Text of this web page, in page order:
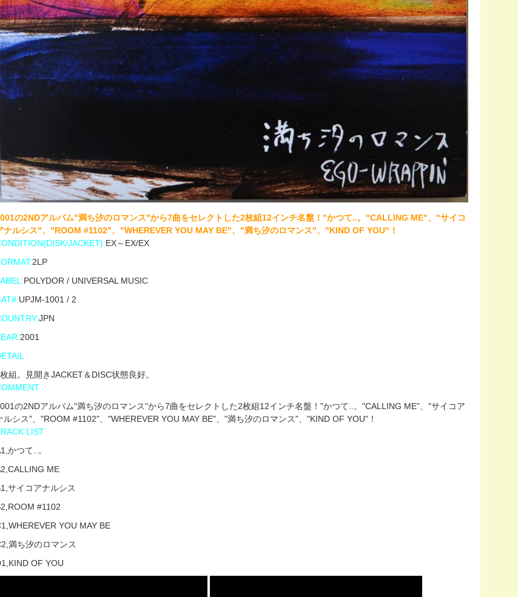
の2NDアルバム"満ち汐のロマンス"から7曲をセレクトした2枚組12インチ名盤！"かつて..。"CALLING ME"、"サイコ
ナルシス"、"ROOM #1102"、"WHEREVER YOU MAY BE"、"満ち汐のロマンス"、"KIND OF YOU"！
JACKET):EX～EX/EX
2LP
POLYDOR / UNIVERSAL MUSIC
UPJM-1001 / 2
JPN
2001
組。見開きJACKET＆DISC状態良好。
の2NDアルバム"満ち汐のロマンス"から7曲をセレクトした2枚組12インチ名盤！"かつて..。"CALLING ME"、"サイコア
ルシス"、"ROOM #1102"、"WHEREVER YOU MAY BE"、"満ち汐のロマンス"、"KIND OF YOU"！
LIST
かつて..。
ME
サイコアナルシス
#1102
YOU MAY BE
満ち汐のロマンス
OF YOU